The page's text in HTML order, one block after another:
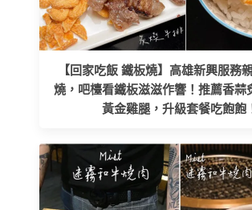
【回家吃飯 鐵板燒】高雄新興服務
燒，吧檯看鐵板滋滋作響！推薦香蒜
黃金雞腿，升級套餐吃飽飽